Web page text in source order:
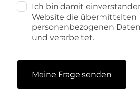
Ich bin damit
Website die übermittelten
personenbezogenen
und verarbeitet.
Meine Frage senden